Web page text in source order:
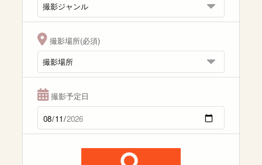
撮影場所(必須)
撮影予定日